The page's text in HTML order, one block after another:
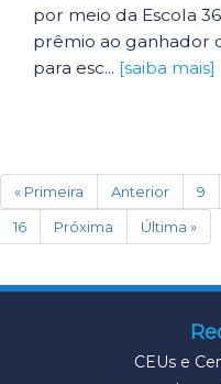
por meio da Escola
prêmio ao ganhador
para esc... [saiba mais]
« Primeira Anterior 9
16
Próxima Última »
CEUs e